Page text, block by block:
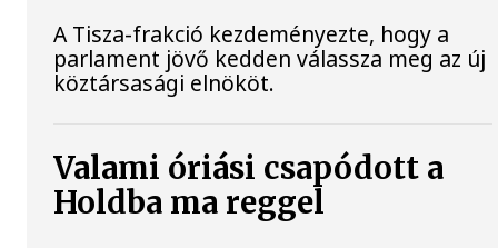
A Tisza-frakció kezdeményezte, hogy a
parlament jövő kedden válassza meg az új
köztársasági elnököt.
Valami óriási csapódott a
Holdba ma reggel